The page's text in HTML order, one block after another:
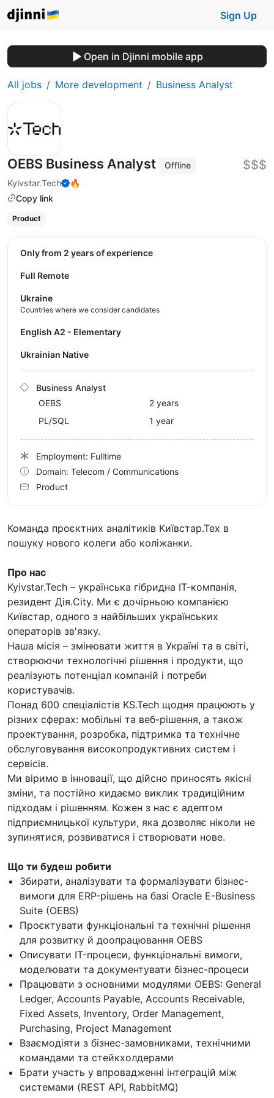
Sign Up
Open in Djinni mobile app
All jobs More development Business Analyst
OEBS Business Analyst
Offline
Kyivstar.Tech
🔥
Copy link
$$$
Product
Команда проєктних аналітиків Київстар.Тех в
пошуку нового колеги або коліжанки.
Про нас
Kyivstar.Tech – українська гібридна ІТ-компанія,
резидент Дія.City. Ми є дочірньою компанією
Київстар, одного з найбільших українських
операторів зв'язку.
Наша місія – змінювати життя в Україні та в світі,
створюючи технологічні рішення і продукти, що
реалізують потенціал компаній і потреби
користувачів.
Понад 600 спеціалістів KS.Tech щодня працюють у
різних сферах: мобільні та веб-рішення, а також
проектування, розробка, підтримка та технічне
обслуговування високопродуктивних систем і
сервісів.
Ми віримо в інновації, що дійсно приносять якісні
зміни, та постійно кидаємо виклик традиційним
підходам і рішенням. Кожен з нас є адептом
підприємницької культури, яка дозволяє ніколи не
зупинятися, розвиватися і створювати нове.
Що ти будеш робити
Збирати, аналізувати та формалізувати бізнес-
вимоги для ERP-рішень на базі Oracle E-Business
Suite (OEBS)
Проєктувати функціональні та технічні рішення
для розвитку й доопрацювання OEBS
Описувати IT-процеси, функціональні вимоги,
моделювати та документувати бізнес-процеси
Працювати з основними модулями OEBS: General
Ledger, Accounts Payable, Accounts Receivable,
Fixed Assets, Inventory, Order Management,
Purchasing, Project Management
Взаємодіяти з бізнес-замовниками, технічними
командами та стейкхолдерами
Брати участь у впровадженні інтеграцій між
системами (REST API, RabbitMQ)
Only from 2 years of experience
Full Remote
Ukraine
Countries where we consider candidates
English A2 - Elementary
Ukrainian Native
Business Analyst
OEBS
2 years
PL/SQL
1 year
Employment: Fulltime
Domain: Telecom / Communications
Product